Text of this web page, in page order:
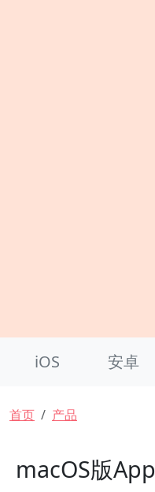
iOS 安卓
面包屑
首页 产品
macOS版App